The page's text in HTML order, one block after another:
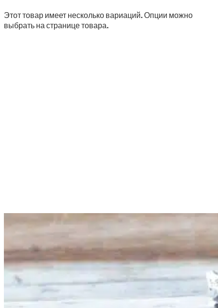
Этот товар имеет несколько вариаций. Опции можно
выбрать на странице товара.